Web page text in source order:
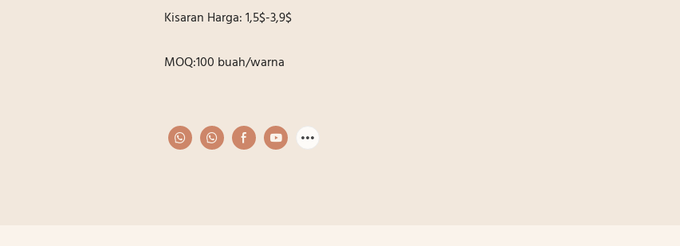
Kisaran Harga: 1,5$-3,9$
MOQ:100 buah/warna